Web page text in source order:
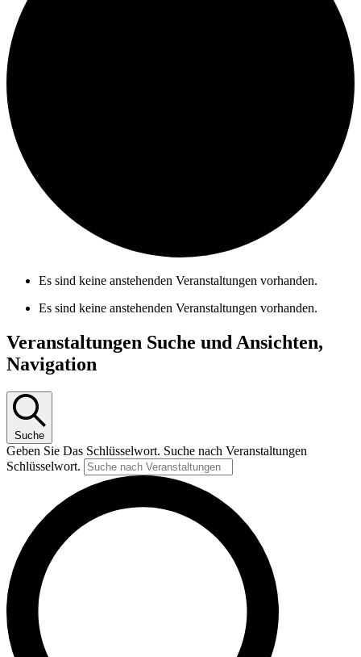
Es sind keine anstehenden Veranstaltungen vorhanden.
Es sind keine anstehenden Veranstaltungen vorhanden.
Veranstaltungen Suche und Ansichten,
Navigation
Suche
Geben Sie Das Schlüsselwort. Suche nach Veranstaltungen
Schlüsselwort.